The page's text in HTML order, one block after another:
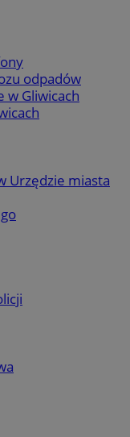
odpadów
w Gliwicach
Urzędzie miasta